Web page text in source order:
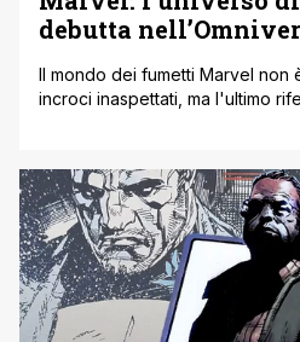
debutta
Il mondo dei fumetti Marvel non
incroci inaspettati, ma l'ultimo
Earth’s Mightiest Mutant', il
di Gege Akutami è stato infatti
all'interno della cosmologia del